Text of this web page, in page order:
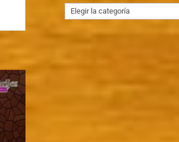
Otras
publicaciones